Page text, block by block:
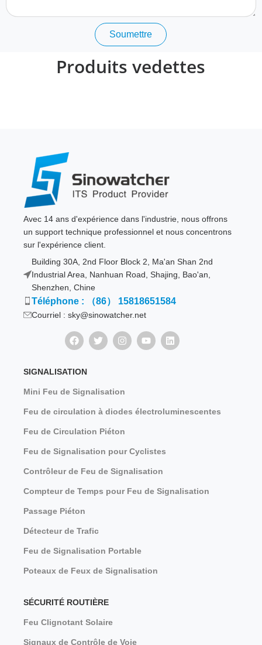
Soumettre
Produits vedettes
Avec 14 ans d'expérience dans l'industrie, nous offrons
un support technique professionnel et nous concentrons
sur l'expérience client.
Building 30A, 2nd Floor Block 2, Ma'an Shan 2nd
Industrial Area, Nanhuan Road, Shajing, Bao'an,
Shenzhen, Chine
Téléphone : （86） 15818651584
Courriel : sky@sinowatcher.net
SIGNALISATION
Mini Feu de Signalisation
Feu de circulation à diodes électroluminescentes
Feu de Circulation Piéton
Feu de Signalisation pour Cyclistes
Contrôleur de Feu de Signalisation
Compteur de Temps pour Feu de Signalisation
Passage Piéton
Détecteur de Trafic
Feu de Signalisation Portable
Poteaux de Feux de Signalisation
SÉCURITÉ ROUTIÈRE
Feu Clignotant Solaire
Signaux de Contrôle de Voie